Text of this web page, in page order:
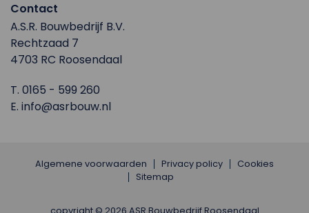
Contact
A.S.R. Bouwbedrijf B.V.
Rechtzaad 7
4703 RC Roosendaal
T. 0165 - 599 260
E. info@asrbouw.nl
Algemene voorwaarden Privacy policy
Cookies
Sitemap
copyright © 2026 ASR Bouwbedrijf Roosendaal